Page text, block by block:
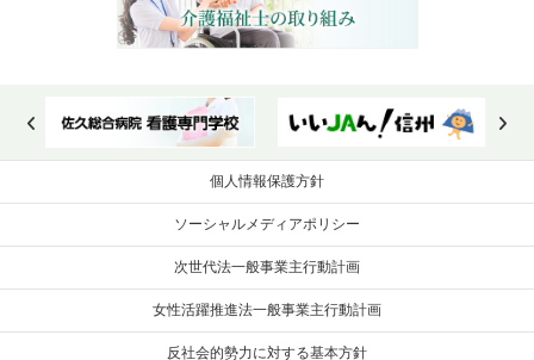
個人情報保護方針
ソーシャルメディアポリシー
次世代法一般事業主行動計画
女性活躍推進法一般事業主行動計画
反社会的勢力に対する基本方針